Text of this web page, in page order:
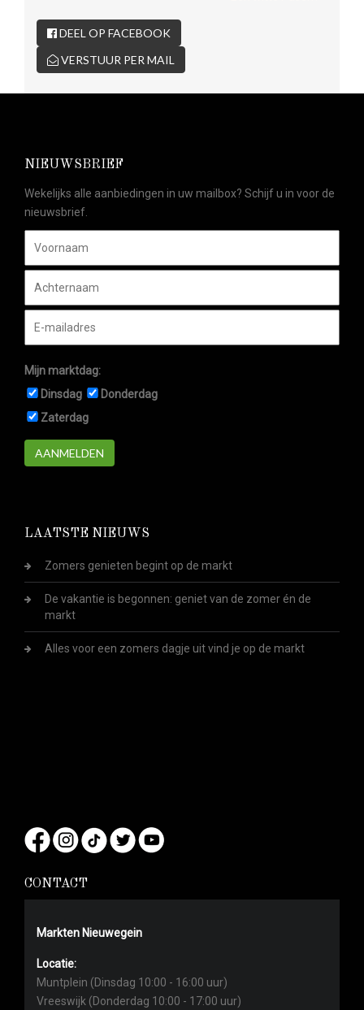
DEEL OP FACEBOOK
VERSTUUR PER MAIL
NIEUWSBRIEF
Wekelijks alle aanbiedingen in uw mailbox? Schijf u in voor de
nieuwsbrief.
Mijn marktdag:
Dinsdag
Donderdag
Zaterdag
AANMELDEN
LAATSTE NIEUWS
Zomers genieten begint op de markt
De vakantie is begonnen: geniet van de zomer én de
markt
Alles voor een zomers dagje uit vind je op de markt
CONTACT
Markten Nieuwegein
Locatie:
Muntplein (Dinsdag 10:00 - 16:00 uur)
Vreeswijk (Donderdag 10:00 - 17:00 uur)